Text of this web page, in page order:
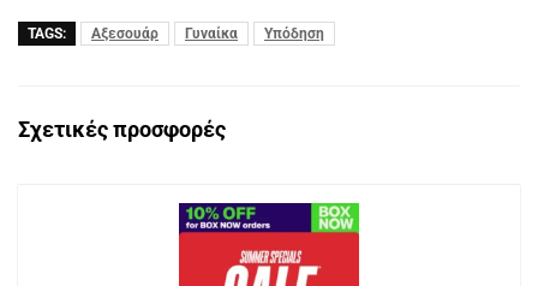
TAGS: Αξεσουάρ Γυναίκα Υπόδηση
Σχετικές προσφορές